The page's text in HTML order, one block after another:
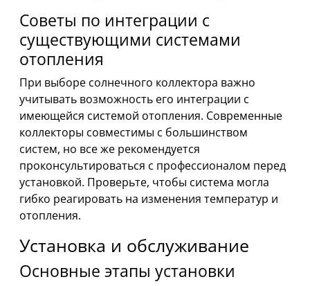
Советы по интеграции с
существующими системами
отопления
При выборе солнечного коллектора важно
учитывать возможность его интеграции с
имеющейся системой отопления. Современные
коллекторы совместимы с большинством
систем, но все же рекомендуется
проконсультироваться с профессионалом перед
установкой. Проверьте, чтобы система могла
гибко реагировать на изменения температур и
отопления.
Установка и обслуживание
Основные этапы установки